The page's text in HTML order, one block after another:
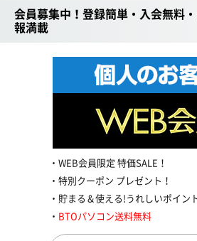
会員募集中！登録簡単・入会無料
報満載
WEB会員限定 特価SALE！
特別クーポン プレゼント！
貯まる＆使える!うれしいポイン
BTOパソコン送料無料